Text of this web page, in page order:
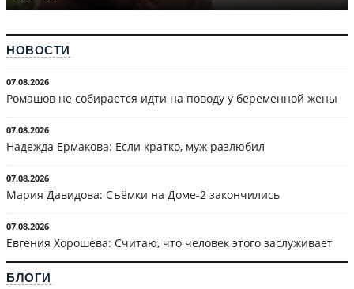
НОВОСТИ
07.08.2026
Ромашов не собирается идти на поводу у беременной жены
07.08.2026
Надежда Ермакова: Если кратко, муж разлюбил
07.08.2026
Мария Давидова: Съёмки на Доме-2 закончились
07.08.2026
Евгения Хорошева: Считаю, что человек этого заслуживает
БЛОГИ